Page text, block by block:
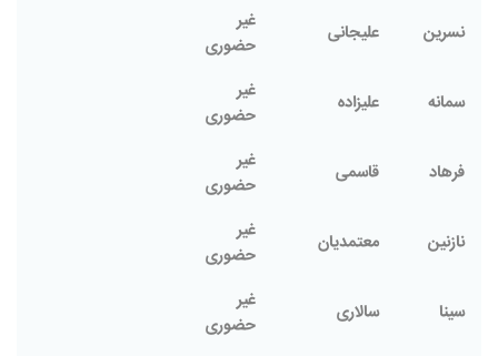
نسرین علیجانی
غیر
حضوری
سمانه علیزاده
غیر
حضوری
فرهاد قاسمی
غیر
حضوری
نازنین معتمدیان
غیر
حضوری
سینا سالاری
غیر
حضوری